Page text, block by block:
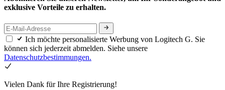
exklusive Vorteile zu erhalten.
Ich möchte personalisierte Werbung von Logitech G. Sie
können sich jederzeit abmelden. Siehe unsere
Datenschutzbestimmungen.
Vielen Dank für Ihre Registrierung!